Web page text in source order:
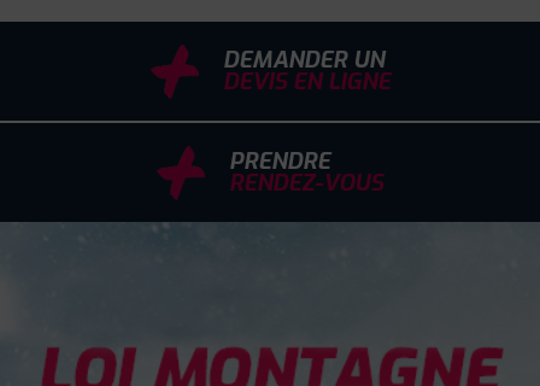
DEMANDER UN
DEVIS EN LIGNE
PRENDRE
RENDEZ-VOUS